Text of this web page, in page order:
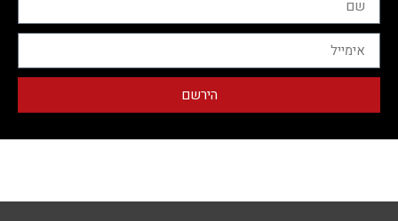
הירשם